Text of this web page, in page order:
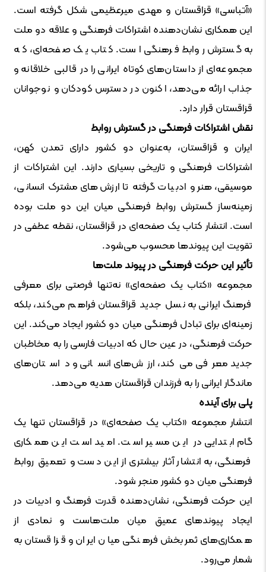
«آتباسی» قزاقستان و مهدی میرعظیمی شکل گرفته است.
این همکاری نشان‌دهنده اشتراکات فرهنگی و علاقه دو ملت
به گسترش روابط فرهنگی است. کتاب یک صفحه‌ای، که
مجموعه‌ای از داستان‌های کوتاه ایرانی را در قالبی خلاقانه و
جذاب ارائه می‌دهد، اکنون در دسترس کودکان و نوجوانان
قزاقستان قرار دارد.
نقش اشتراکات فرهنگی در گسترش روابط
ایران و قزاقستان، به‌عنوان دو کشور دارای تمدن کهن،
اشتراکات فرهنگی و تاریخی بسیاری دارند. این اشتراکات از
موسیقی، هنر و ادبیات گرفته تا ارزش‌های مشترک انسانی،
زمینه‌ساز گسترش روابط فرهنگی میان این دو ملت بوده
است. انتشار کتاب یک صفحه‌ای در قزاقستان، نقطه عطفی در
تقویت این پیوندها محسوب می‌شود.
تأثیر این حرکت فرهنگی در پیوند ملت‌ها
مجموعه «کتاب یک صفحه‌ای» نه‌تنها فرصتی برای معرفی
فرهنگ ایرانی به نسل جدید قزاقستان فراهم می‌کند، بلکه
زمینه‌ای برای تبادل فرهنگی میان دو کشور ایجاد می‌کند. این
حرکت فرهنگی، در عین حال که ادبیات فارسی را به مخاطبان
جدید معرفی می‌کند، ارزش‌های انسانی و داستان‌های
ماندگار ایرانی را به فرزندان قزاقستان هدیه می‌دهد.
پلی برای آینده
انتشار مجموعه «کتاب یک صفحه‌ای» در قزاقستان تنها یک
گام ابتدایی در این مسیر است. امید است این همکاری
فرهنگی، به انتشار آثار بیشتری از این دست و تعمیق روابط
فرهنگی میان دو کشور منجر شود.
این حرکت فرهنگی، نشان‌دهنده قدرت فرهنگ و ادبیات در
ایجاد پیوندهای عمیق میان ملت‌هاست و نمادی از
همکاری‌های ثمربخش فرهنگی میان ایران و قزاقستان به
شمار می‌رود.